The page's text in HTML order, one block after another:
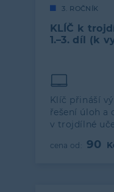
3. ROČNÍK
KLÍČ k
1.–3. díl (k
Klíč přináší
řešení úloh a
v trojdílné
90